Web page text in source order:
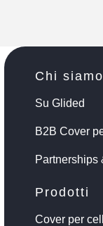
Chi siamo
Su Glided
B2B Cover
Partnerships
Prodotti
Cover per